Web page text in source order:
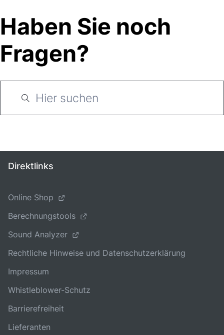
Haben Sie noch
Fragen?
Direktlinks
Online Shop
Berechnungstools
Sound Analyzer
Rechtliche Hinweise und Datenschutzerklärung
Impressum
Whistleblower-Schutz
Barrierefreiheit
Lieferanten